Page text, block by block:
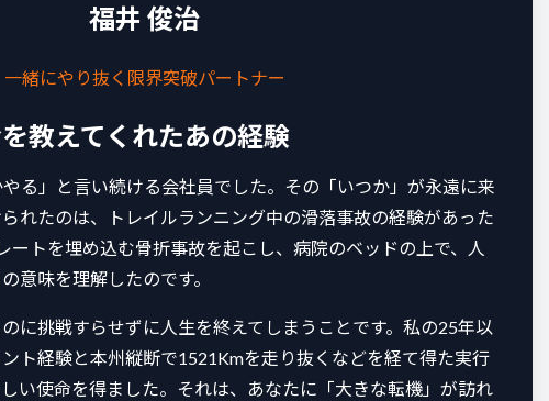
福井 俊治
一緒にやり抜く限界突破パートナー
教えてくれたあの経験
る」と言い続ける会社員でした。その「いつか」が永遠に来
れたのは、トレイルランニング中の滑落事故の経験があった
ートを埋め込む骨折事故を起こし、病院のベッドの上で、人
意味を理解したのです。
に挑戦すらせずに人生を終えてしまうことです。私の25年以
ト経験と本州縦断で1521Kmを走り抜くなどを経て得た実行
い使命を得ました。それは、あなたに「大きな転機」が訪れ